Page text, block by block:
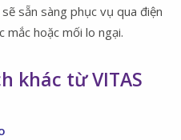
sẵn sàng phục vụ qua điện
hoặc mối lo ngại.
khác từ VITAS